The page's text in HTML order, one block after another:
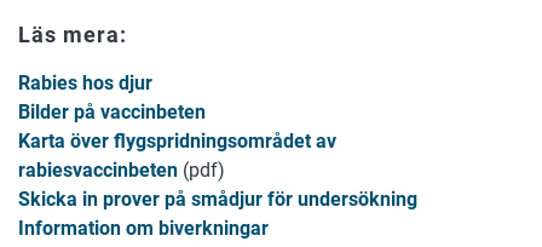
Läs mera:
Rabies hos djur
Bilder på vaccinbeten
Karta över flygspridningsområdet av
rabiesvaccinbeten (pdf)
Skicka in prover på smådjur för undersökning
Information om biverkningar